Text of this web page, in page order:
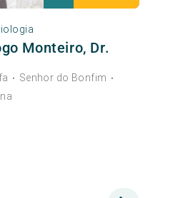
Monteiro, Dr.
• Senhor do Bonfim •